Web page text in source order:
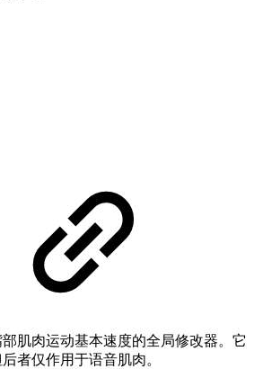
肌肉运动基本速度的全局修改器。它
者仅作用于语音肌肉。